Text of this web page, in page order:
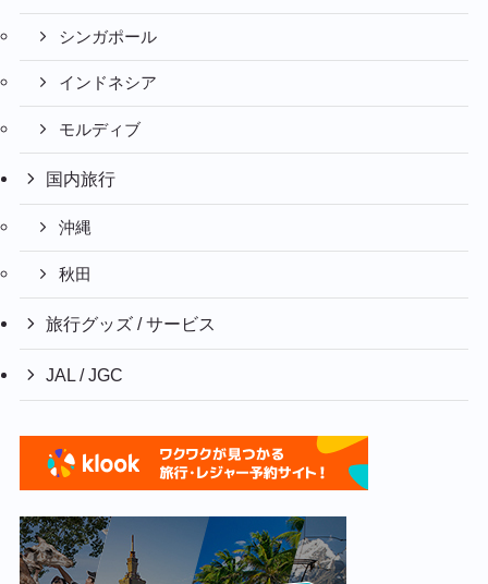
シンガポール
インドネシア
モルディブ
国内旅行
沖縄
秋田
旅行グッズ / サービス
JAL / JGC